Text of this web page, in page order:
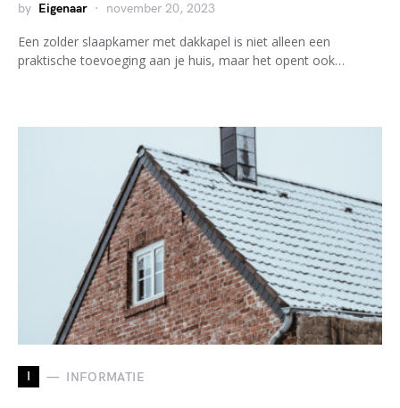
by Eigenaar november 20, 2023
Een zolder slaapkamer met dakkapel is niet alleen een
praktische toevoeging aan je huis, maar het opent ook…
I INFORMATIE